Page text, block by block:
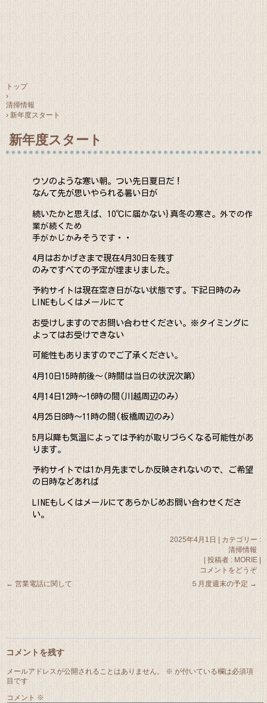
トップ
›
清掃情報
› 新年度スタート
新年度スタート
ウソのような寒い朝。つい先日夏日だ！
なんて先が思いやられる暑い日が
続いたかと思えば、10℃に届かない}真冬の寒さ。外での作
業が続くため
手がかじかみそうです・・
4月はおかげさまで現在4月30日を残す
のみですべての予定が埋まりました。
予約サイトは現在空き日がない状態です。下記日時のみ
LINEもしくはメールにて
お受けしますのでお問い合わせください。※タイミングに
よってはお受けできない
可能性もありますのでご了承ください。
4月10日15時前後～(時間は当日の状況次第)
4月14日12時～16時の間(川越周辺のみ)
4月25日8時～11時の間(板橋周辺のみ)
5月以降も気温によっては予約が取りづらくなる可能性があ
ります。
予約サイトでは1か月先までしか反映されないので、ご希望
の日時などあれば
LINEもしくはメールにてあらかじめお問い合わせくださ
い。
2025年4月1日
カテゴリー :
清掃情報
投稿者 : MORIE
コメントをどうぞ
← 営業電話に関して ５月度週末の予定 →
コメントを残す
メールアドレスが公開されることはありません。 ※が付いている欄は必須項
目です
コメント ※